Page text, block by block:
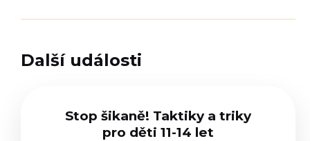
Další události
Stop šikaně! Taktiky a triky
pro děti 11-14 let